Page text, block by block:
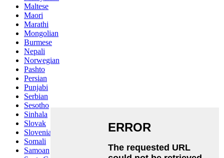
Maltese
Maori
Marathi
Mongolian
Burmese
Nepali
Norwegian
Pashto
Persian
Punjabi
Serbian
Sesotho
Sinhala
Slovak
Slovenian
Somali
Samoan